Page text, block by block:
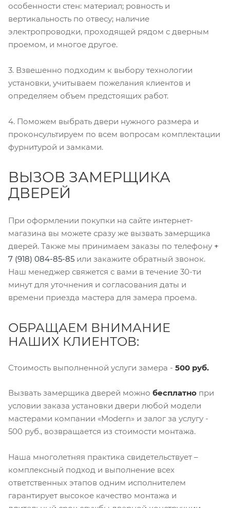
особенности стен: материал; ровность и
вертикальность по отвесу; наличие
электропроводки, проходящей рядом с дверным
проемом, и многое другое.
3. Взвешенно подходим к выбору технологии
установки, учитываем пожелания клиентов и
определяем объем предстоящих работ.
4. Поможем выбрать двери нужного размера и
проконсультируем по всем вопросам комплектации
фурнитурой и замками.
ВЫЗОВ ЗАМЕРЩИКА
ДВЕРЕЙ
При оформлении покупки на сайте интернет-
магазина вы можете сразу же вызвать замерщика
дверей. Также мы принимаем заказы по телефону +
7 (918) 084-85-85 или закажите обратный звонок.
Наш менеджер свяжется с вами в течение 30-ти
минут для уточнения и согласования даты и
времени приезда мастера для замера проема.
ОБРАЩАЕМ ВНИМАНИЕ
НАШИХ КЛИЕНТОВ:
Стоимость выполненной услуги замера - 500 руб.
Вызвать замерщика дверей можно бесплатно при
условии заказа установки двери любой модели
мастерами компании «Modern» и залог за услугу -
500 руб., возвращается из стоимости монтажа.
Наша многолетняя практика свидетельствует –
комплексный подход и выполнение всех
ответственных этапов одним исполнителем
гарантирует высокое качество монтажа и